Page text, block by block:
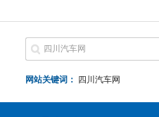
网站关键词： 四川汽车网